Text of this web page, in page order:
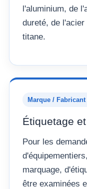
l'aluminium, de
dureté, de
titane.
Marque /
Étiquetage
Pour les
marquage,
être examinées